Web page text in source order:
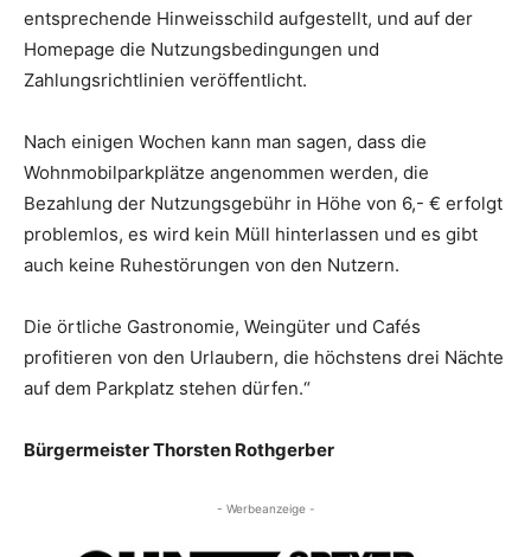
entsprechende Hinweisschild aufgestellt, und auf der
Homepage die Nutzungsbedingungen und
Zahlungsrichtlinien veröffentlicht.
Nach einigen Wochen kann man sagen, dass die
Wohnmobilparkplätze angenommen werden, die
Bezahlung der Nutzungsgebühr in Höhe von 6,- € erfolgt
problemlos, es wird kein Müll hinterlassen und es gibt
auch keine Ruhestörungen von den Nutzern.
Die örtliche Gastronomie, Weingüter und Cafés
profitieren von den Urlaubern, die höchstens drei Nächte
auf dem Parkplatz stehen dürfen.“
Bürgermeister Thorsten Rothgerber
- Werbeanzeige -